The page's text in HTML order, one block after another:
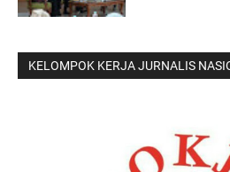
KELOMPOK KERJA JURNALIS